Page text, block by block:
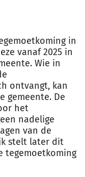
in
vanaf 2025 in
Wie in
ontvangt, kan
gemeente. De
het
nadelige
van de
stelt later dit
tegemoetkoming